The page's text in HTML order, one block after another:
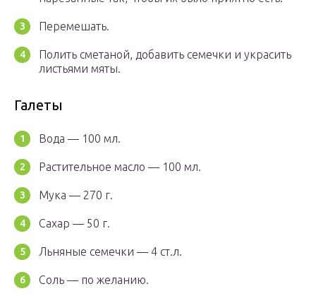
Перемешать.
Полить сметаной, добавить семечки и украсить
листьями мяты.
Галеты
Вода — 100 мл.
Растительное масло — 100 мл.
Мука — 270 г.
Сахар — 50 г.
Льняные семечки — 4 ст.л.
Соль — по желанию.